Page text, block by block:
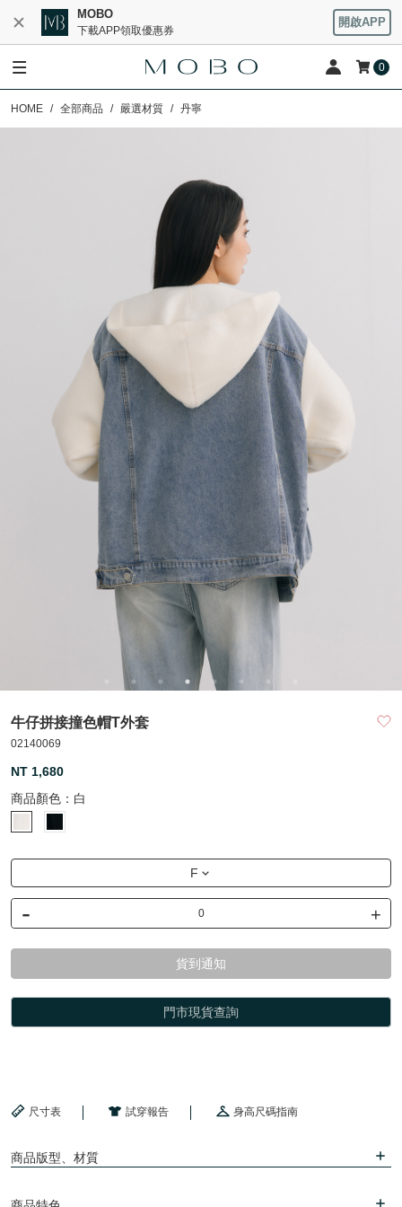
MOBO
下載APP領取優惠券
開啟APP
0
HOME 全部商品 嚴選材質 丹寧
牛仔拼接撞色帽T外套
02140069
NT 1,680
商品顏色： 白
F
- +
貨到通知
門市現貨查詢
尺寸表 試穿報告 身高尺碼指南
商品版型、材質